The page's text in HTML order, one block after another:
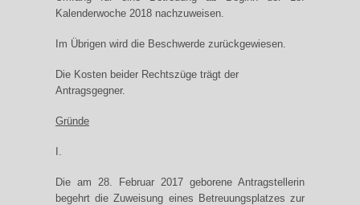
Kalenderwoche 2018 nachzuweisen.
Im Übrigen wird die Beschwerde zurückgewiesen.
Die Kosten beider Rechtszüge trägt der
Antragsgegner.
Gründe
I.
Die am 28. Februar 2017 geborene Antragstellerin
begehrt die Zuweisung eines Betreuungsplatzes zur